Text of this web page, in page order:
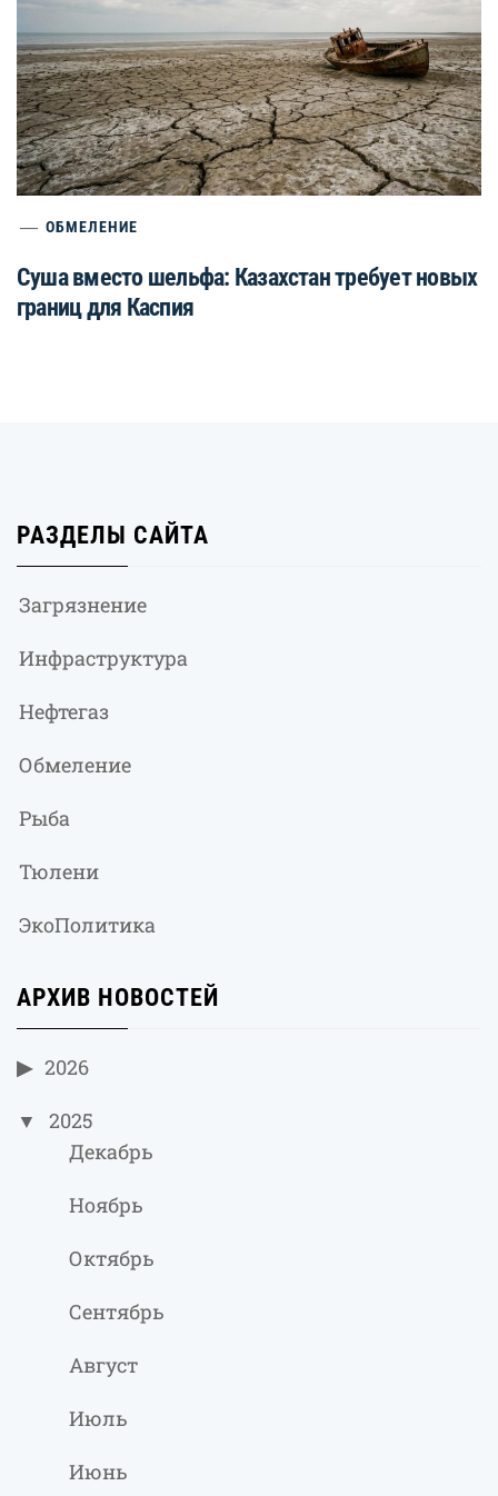
ОБМЕЛЕНИЕ
Суша вместо шельфа: Казахстан требует новых
границ для Каспия
РАЗДЕЛЫ САЙТА
Загрязнение
Инфраструктура
Нефтегаз
Обмеление
Рыба
Тюлени
ЭкоПолитика
АРХИВ НОВОСТЕЙ
2026
2025
Декабрь
Ноябрь
Октябрь
Сентябрь
Август
Июль
Июнь